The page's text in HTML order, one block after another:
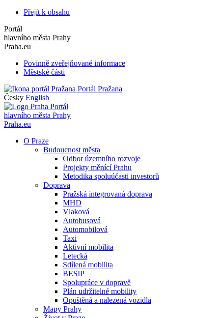
Přejít k obsahu
Portál
hlavního města Prahy
Praha.eu
Povinně zveřejňované informace
Městské části
Portál Pražana
Česky English
Portál
hlavního města Prahy
Praha.eu
O Praze
Budoucnost města
Odbor územního rozvoje
Projekty měnící Prahu
Metodika spoluúčasti investorů
Doprava
Pražská integrovaná doprava
MHD
Vlaková
Autobusová
Automobilová
Taxi
Aktivní mobilita
Letecká
Sdílená mobilita
BESIP
Spolupráce v dopravě
Plán udržitelné mobility
Opuštěná a nalezená vozidla
Mapy Prahy